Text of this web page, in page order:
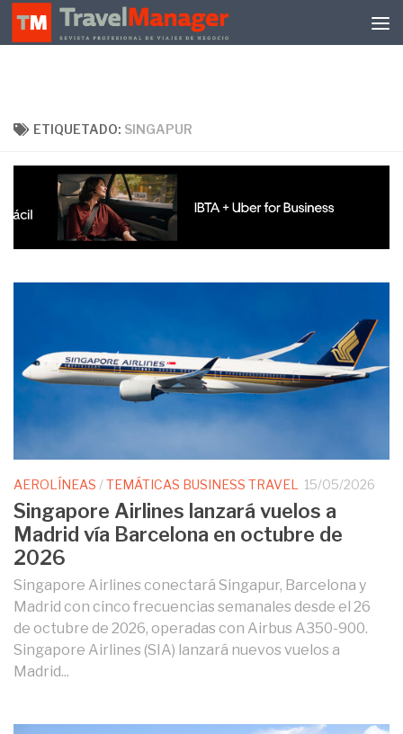
Debajo del contenido
ETIQUETADO: SINGAPUR
AEROLÍNEAS /TEMÁTICAS BUSINESS TRAVEL 15/05/2026
Singapore Airlines lanzará vuelos a
Madrid vía Barcelona en octubre de
2026
Singapore Airlines conectará Singapur, Barcelona y
Madrid con cinco frecuencias semanales desde el 26
de octubre de 2026, operadas con Airbus A350-900.
Singapore Airlines (SIA) lanzará nuevos vuelos a
Madrid...